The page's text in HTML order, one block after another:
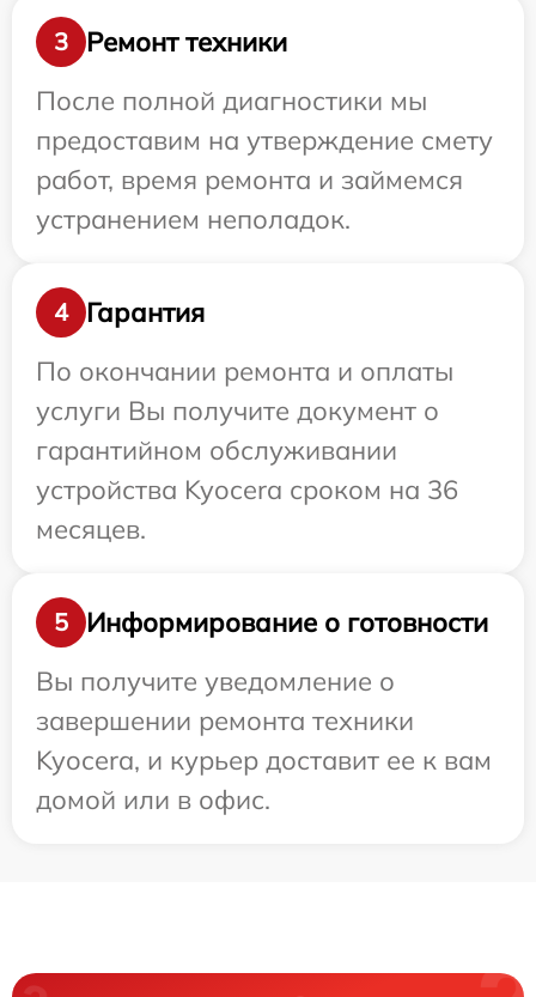
3
Ремонт техники
После полной диагностики мы
предоставим на утверждение смету
работ, время ремонта и займемся
устранением неполадок.
4
Гарантия
По окончании ремонта и оплаты
услуги Вы получите документ о
гарантийном обслуживании
устройства Kyocera сроком на 36
месяцев.
5
Информирование о готовности
Вы получите уведомление о
завершении ремонта техники
Kyocera, и курьер доставит ее к вам
домой или в офис.